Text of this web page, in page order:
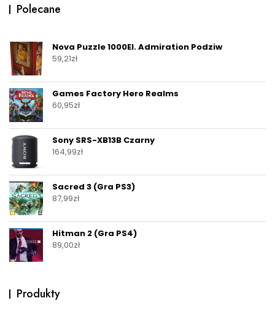
Polecane
Nova Puzzle 1000El. Admiration Podziw
59,21zł
Games Factory Hero Realms
60,95zł
Sony SRS-XB13B Czarny
164,99zł
Sacred 3 (Gra PS3)
87,99zł
Hitman 2 (Gra PS4)
89,00zł
Produkty